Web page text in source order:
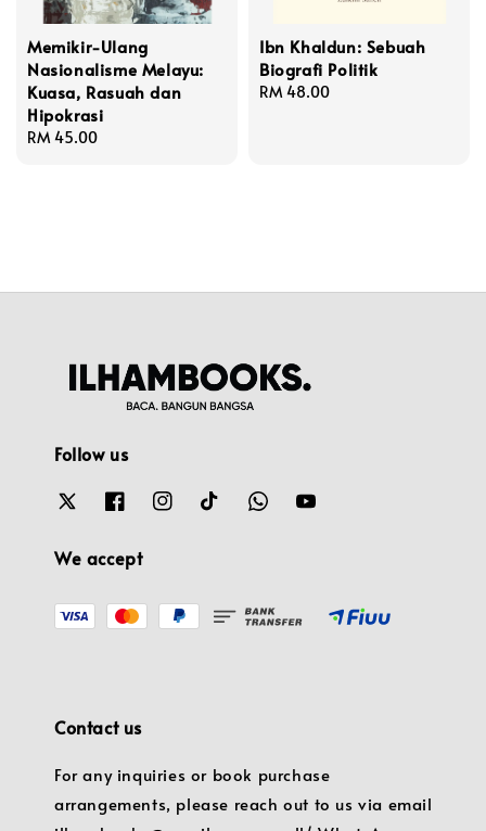
Memikir-Ulang
Nasionalisme Melayu:
Kuasa, Rasuah dan
Hipokrasi
Regular
RM 45.00
Ibn Khaldun: Sebuah
Biografi Politik
Regular
RM 48.00
Follow us
We accept
Contact us
For any inquiries or book purchase
arrangements, please reach out to us via email